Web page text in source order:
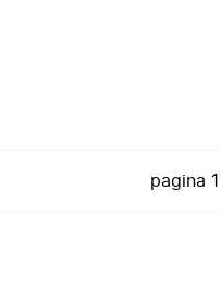
pagina 1